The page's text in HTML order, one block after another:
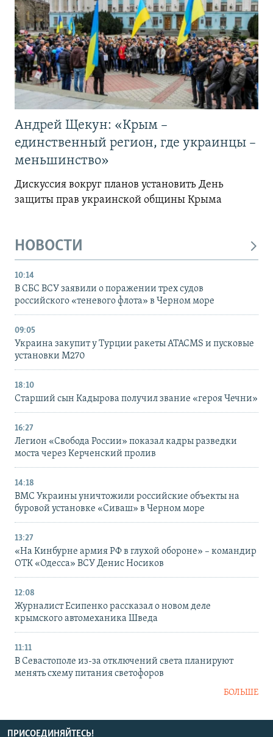
Андрей Щекун: «Крым –
единственный регион, где украинцы –
меньшинство»
Дискуссия вокруг планов установить День
защиты прав украинской общины Крыма
НОВОСТИ
10:14
В СБС ВСУ заявили о поражении трех судов
российского «теневого флота» в Черном море
09:05
Украина закупит у Турции ракеты ATACMS и пусковые
установки M270
18:10
Старший сын Кадырова получил звание «героя Чечни»
16:27
Легион «Свобода России» показал кадры разведки
моста через Керченский пролив
14:18
ВМС Украины уничтожили российские объекты на
буровой установке «Сиваш» в Черном море
13:27
«На Кинбурне армия РФ в глухой обороне» – командир
ОТК «Одесса» ВСУ Денис Носиков
12:08
Журналист Есипенко рассказал о новом деле
крымского автомеханика Шведа
11:11
В Севастополе из-за отключений света планируют
менять схему питания светофоров
БОЛЬШЕ
ПРИСОЕДИНЯЙТЕСЬ!